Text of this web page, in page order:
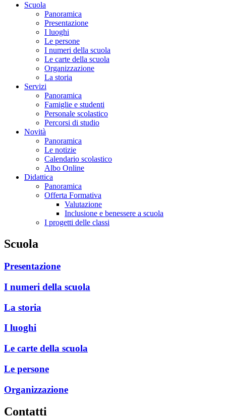
Scuola
Panoramica
Presentazione
I luoghi
Le persone
I numeri della scuola
Le carte della scuola
Organizzazione
La storia
Servizi
Panoramica
Famiglie e studenti
Personale scolastico
Percorsi di studio
Novità
Panoramica
Le notizie
Calendario scolastico
Albo Online
Didattica
Panoramica
Offerta Formativa
Valutazione
Inclusione e benessere a scuola
I progetti delle classi
Scuola
Presentazione
I numeri della scuola
La storia
I luoghi
Le carte della scuola
Le persone
Organizzazione
Contatti